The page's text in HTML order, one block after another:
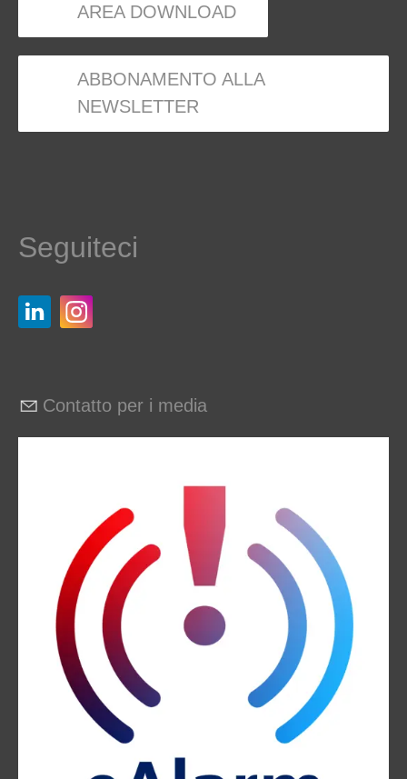
AREA DOWNLOAD
ABBONAMENTO ALLA
NEWSLETTER
Seguiteci
Contatto per i media